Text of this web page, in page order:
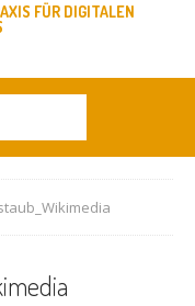
FÜR DIGITALEN